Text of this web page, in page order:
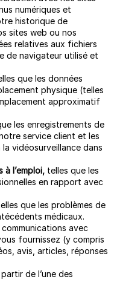
numériques et
historique de
sites web ou nos
relatives aux fichiers
de navigateur utilisé et
que les données
physique (telles
approximatif
les enregistrements de
service client et les
vidéosurveillance dans
l’emploi, telles que les
en rapport avec
que les problèmes de
médicaux.
avec
fournissez (y compris
avis, articles, réponses
de l’une des